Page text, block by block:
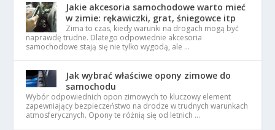
Jakie akcesoria samochodowe warto mieć
w zimie: rękawiczki, grat, śniegowce itp
Zima to czas, kiedy warunki na drogach mogą być
naprawdę trudne. Dlatego odpowiednie akcesoria
samochodowe stają się nie tylko wygodą, ale …
Jak wybrać właściwe opony zimowe do
samochodu
Wybór odpowiednich opon zimowych to kluczowy element
zapewniający bezpieczeństwo na drodze w trudnych warunkach
atmosferycznych. Opony te różnią się od letnich …